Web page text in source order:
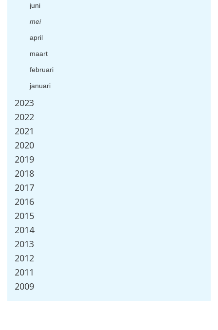
juni
mei
april
maart
februari
januari
2023
2022
2021
2020
2019
2018
2017
2016
2015
2014
2013
2012
2011
2009